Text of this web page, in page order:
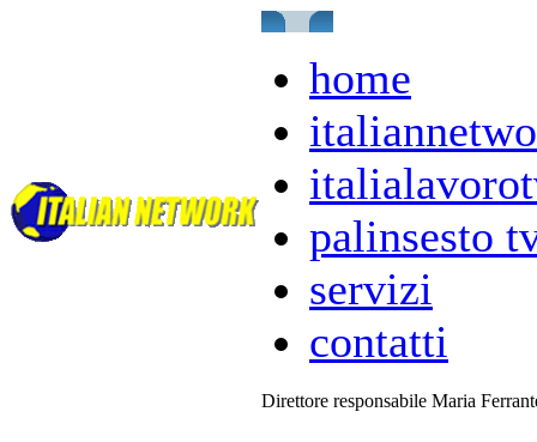
home
palinsesto
servizi
contatti
Direttore responsabile Maria